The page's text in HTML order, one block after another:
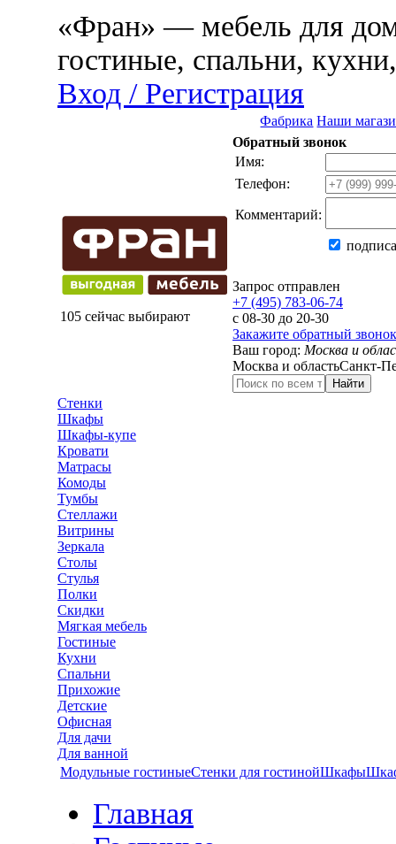
«Фран» — мебель для
гостиные, спальни,
Вход / Регистрация
Фабрика Наши
105 сейчас выбирают
Обратный звонок
Имя:
Телефон:
Комментарий:
Запрос отправлен
+7 (495) 783-06-74
с 08-30 до 20-30
Закажите обратный звонок
Ваш город: Москва и
Москва и областьСанкт-
Найти
Стенки
Шкафы
Шкафы-купе
Кровати
Матрасы
Комоды
Тумбы
Стеллажи
Витрины
Зеркала
Столы
Стулья
Полки
Скидки
Мягкая мебель
Гостиные
Кухни
Спальни
Прихожие
Детские
Офисная
Для дачи
Для ванной
Модульные гостиныеСтенки для гостинойШкафы
Главная